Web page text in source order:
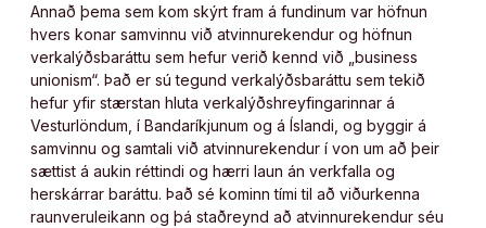
Annað þema sem kom skýrt fram á fundinum var höfnun
hvers konar samvinnu við atvinnurekendur og höfnun
verkalýðsbaráttu sem hefur verið kennd við „business
unionism“. Það er sú tegund verkalýðsbaráttu sem tekið
hefur yfir stærstan hluta verkalýðshreyfingarinnar á
Vesturlöndum, í Bandaríkjunum og á Íslandi, og byggir á
samvinnu og samtali við atvinnurekendur í von um að þeir
sættist á aukin réttindi og hærri laun án verkfalla og
herskárrar baráttu. Það sé kominn tími til að viðurkenna
raunveruleikann og þá staðreynd að atvinnurekendur séu